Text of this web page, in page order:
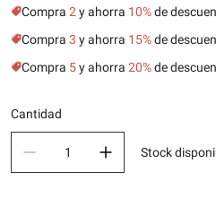
Compra 2 y ahorra 10%de
Compra 3 y ahorra 15%de
Compra 5y ahorra 20%de
Cantidad
Stock